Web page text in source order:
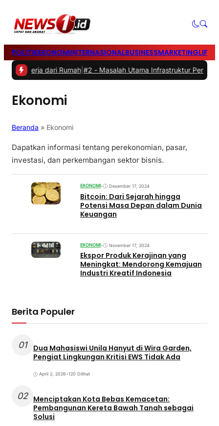
POLITIKEKONOMIINTERNASIONALBUSINESSMARKETING
Bekerja dari Rumah|#2 -Masalah Utama Infrastruktur Pengisian
Ekonomi
Beranda » Ekonomi
Dapatkan informasi tentang perekonomian, pasar,
investasi, dan perkembangan sektor bisnis.
EKONOMI• Desember 17, 2024
Bitcoin: Dari Sejarah hingga
Potensi Masa Depan dalam Dunia
Keuangan
EKONOMI• November 17, 2024
Ekspor Produk Kerajinan yang
Meningkat: Mendorong Kemajuan
Industri Kreatif Indonesia
Berita Populer
01
Dua Mahasiswi Unila Hanyut di Wira Garden,
Pengiat Lingkungan Kritisi EWS Tidak Ada
April 2, 2026•120 Dilihat
02 Menciptakan Kota Bebas Kemacetan:
Pembangunan Kereta Bawah Tanah sebagai
Solusi